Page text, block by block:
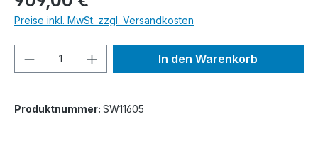
Preise inkl. MwSt. zzgl. Versandkosten
Produkt Anzahl: Gib denIn den Warenkorb
Produktnummer: SW11605